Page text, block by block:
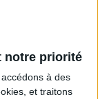
notre priorité
à des
et traitons